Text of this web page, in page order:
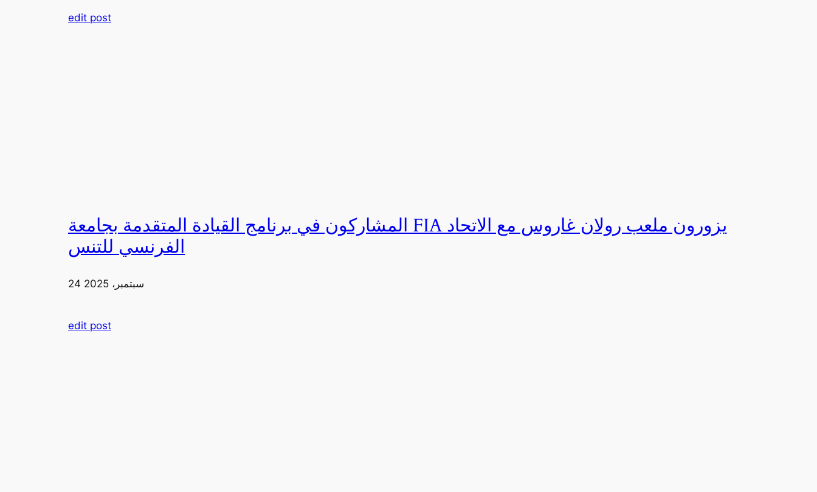
edit post
المشاركون في برنامج القيادة المتقدمة بجامعة FIA يزورون ملعب رولان غاروس مع الاتحاد
الفرنسي للتنس
24 سبتمبر، 2025
edit post